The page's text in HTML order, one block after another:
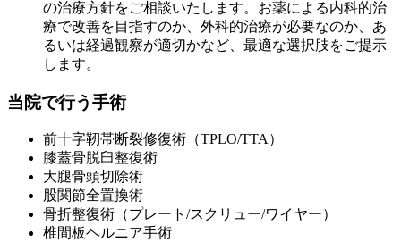
の治療方針をご相談いたします。お薬による内科的治
療で改善を目指すのか、外科的治療が必要なのか、あ
るいは経過観察が適切かなど、最適な選択肢をご提示
します。
当院で行う手術
前十字靭帯断裂修復術（TPLO/TTA）
膝蓋骨脱臼整復術
大腿骨頭切除術
股関節全置換術
骨折整復術（プレート/スクリュー/ワイヤー）
椎間板ヘルニア手術